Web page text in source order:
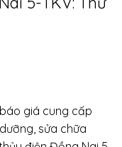
giá cung cấp
sửa chữa